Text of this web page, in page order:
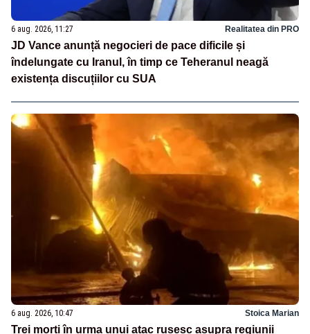
6 aug. 2026, 11:27 Realitatea din PRO
JD Vance anunță negocieri de pace dificile și
îndelungate cu Iranul, în timp ce Teheranul neagă
existența discuțiilor cu SUA
6 aug. 2026, 10:47 Stoica Marian
Trei morți în urma unui atac rusesc asupra regiunii